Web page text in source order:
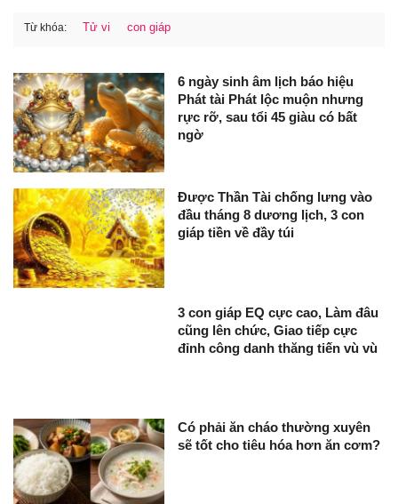
Từ khóa: Tử vi con giáp
6 ngày sinh âm lịch báo hiệu
Phát tài Phát lộc muộn nhưng
rực rỡ, sau tổi 45 giàu có bất
ngờ
Được Thần Tài chống lưng vào
đầu tháng 8 dương lịch, 3 con
giáp tiền về đầy túi
3 con giáp EQ cực cao, Làm đâu
cũng lên chức, Giao tiếp cực
đỉnh công danh thăng tiến vù vù
Có phải ăn cháo thường xuyên
sẽ tốt cho tiêu hóa hơn ăn cơm?